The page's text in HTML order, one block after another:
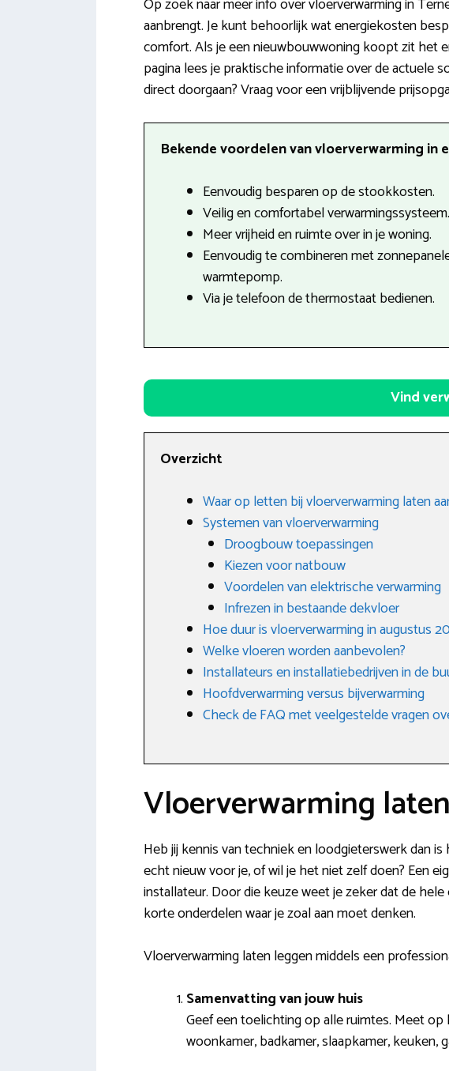
aanbrengt. Je kunt behoorlijk wat energiekosten
comfort. Als je een nieuwbouwwoning koopt zit het
pagina lees je praktische informatie over de actuele
direct doorgaan? Vraag voor een vrijblijvende
Bekende voordelen van vloerverwarming in
Eenvoudig besparen op de stookkosten.
Veilig en comfortabel verwarmingssysteem.
Meer vrijheid en ruimte over in je woning.
Eenvoudig te combineren met
warmtepomp.
Via je telefoon de thermostaat bedienen.
Vind
Overzicht
Waar op letten bij vloerverwarming laten
Systemen van vloerverwarming
Droogbouw toepassingen
Kiezen voor natbouw
Voordelen van elektrische verwarming
Infrezen in bestaande dekvloer
Hoe duur is vloerverwarming in augustus
Welke vloeren worden aanbevolen?
Installateurs en installatiebedrijven in de
Hoofdverwarming versus bijverwarming
Check de FAQ met veelgestelde vragen
Vloerverwarming
Heb jij kennis van techniek en loodgieterswerk dan
echt nieuw voor je, of wil je het niet zelf doen? Een
installateur. Door die keuze weet je zeker dat de
korte onderdelen waar je zoal aan moet denken.
Vloerverwarming laten leggen middels een
Samenvatting van jouw huis
Geef een toelichting op alle ruimtes. Meet
woonkamer, badkamer, slaapkamer,